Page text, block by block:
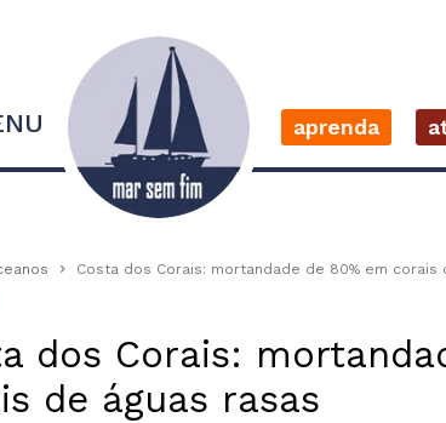
aprenda
Costa dos Corais: mortandade de 80% em corais
dos Corais:
de águas rasas